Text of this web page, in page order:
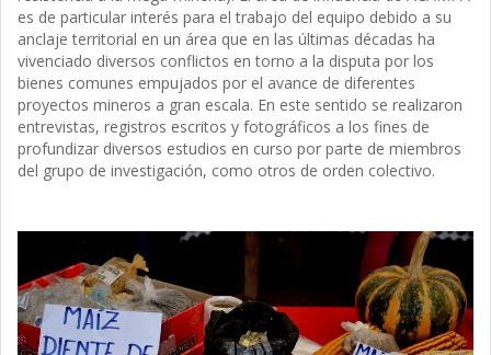
es de particular interés para el trabajo del equipo debido a su
anclaje territorial en un área que en las últimas décadas ha
vivenciado diversos conflictos en torno a la disputa por los
bienes comunes empujados por el avance de diferentes
proyectos mineros a gran escala. En este sentido se realizaron
entrevistas, registros escritos y fotográficos a los fines de
profundizar diversos estudios en curso por parte de miembros
del grupo de investigación, como otros de orden colectivo.